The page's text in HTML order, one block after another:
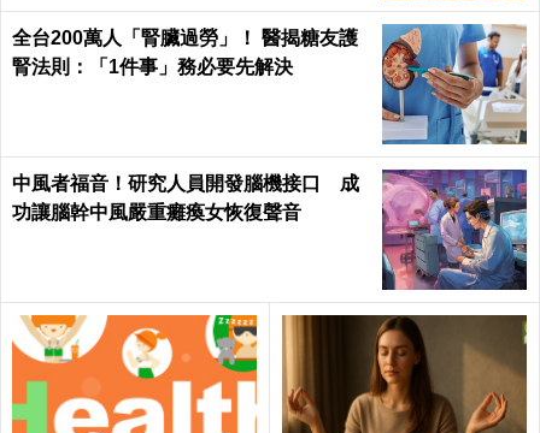
全台200萬人「腎臟過勞」！ 醫揭糖友護
腎法則：「1件事」務必要先解決
中風者福音！研究人員開發腦機接口 成
功讓腦幹中風嚴重癱瘓女恢復聲音